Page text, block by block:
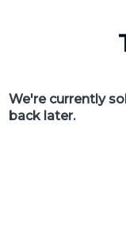
We're currently
back later.